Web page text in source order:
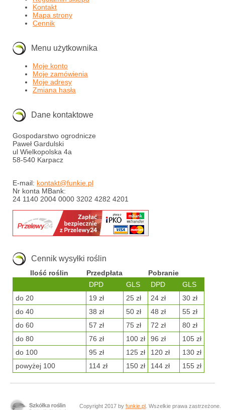
Kontakt
Mapa strony
Cennik
Menu użytkownika
Moje konto
Moje zamówienia
Moje adresy
Zmiana hasła
Dane kontaktowe
Gospodarstwo ogrodnicze
Paweł Gardulski
ul Wielkopolska 4a
58-540 Karpacz
E-mail: kontakt@funkie.pl
Nr konta MBank:
24 1140 2004 0000 3202 4282 4201
Cennik wysyłki roślin
Ilość roślin Przedpłata
Pobranie
DPD
GLS DPD
GLS
do 20
19 zł 25 zł 24 zł
30 zł
do 40
38 zł 50 zł 48 zł
55 zł
do 60
57 zł 75 zł 72 zł
80 zł
do 80
76 zł 100 zł 96 zł
105 zł
do 100
95 zł 125 zł 120 zł
130 zł
powyżej 100
114 zł 150 zł 144 zł 155 zł
Copyright 2017 by funkie.pl . Wszelkie prawa zastrzeżone.